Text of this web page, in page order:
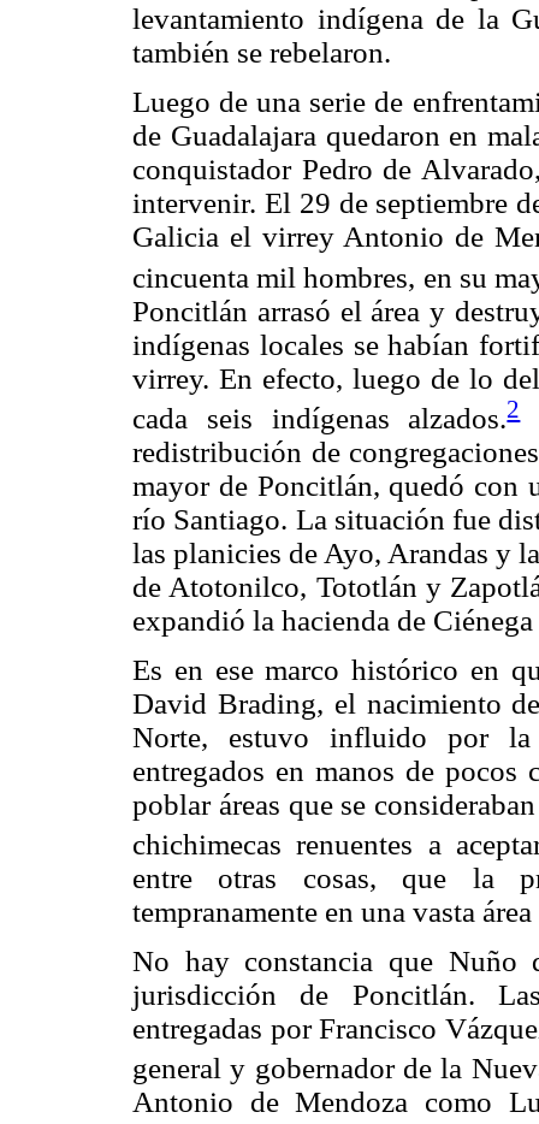
levantamiento indígena de la
también se rebelaron.
Luego de una serie de
de Guadalajara quedaron en
conquistador Pedro de
intervenir. El 29 de septiembre
Galicia el virrey Antonio de
cincuenta mil hombres, en su
Poncitlán arrasó el área y
indígenas locales se habían
virrey. En efecto, luego de lo
cada seis indígenas alzados.2
redistribución de
mayor de Poncitlán, quedó con
río Santiago. La situación fue
las planicies de Ayo, Arandas y
de Atotonilco, Tototlán y
expandió la hacienda de
Es en ese marco histórico en
David Brading, el nacimiento
Norte, estuvo influido por la
entregados en manos de pocos
poblar áreas que se
chichimecas renuentes a
entre otras cosas, que la
tempranamente en una vasta
No hay constancia que Nuño
jurisdicción de Poncitlán.
entregadas por Francisco
general y gobernador de la
Antonio de Mendoza como